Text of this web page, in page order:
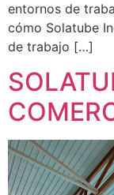
entornos de
cómo Solatube
de trabajo […]